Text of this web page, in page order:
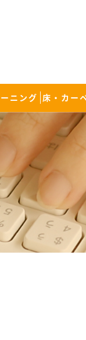
ニング 床・カー